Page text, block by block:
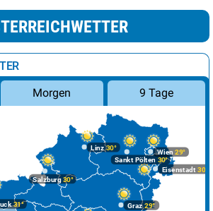
Morgen 9 Tage
Graz29°
31°
Linz30°
Salzburg30°
Wien 29°
Eisenstadt 30°
Sankt Pölten 30°